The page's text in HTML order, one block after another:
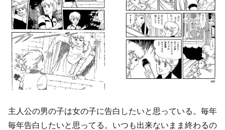
主人公の男の子は女の子に告白したいと思っている。毎年
毎年告白したいと思ってる。いつも出来ないまま終わるの